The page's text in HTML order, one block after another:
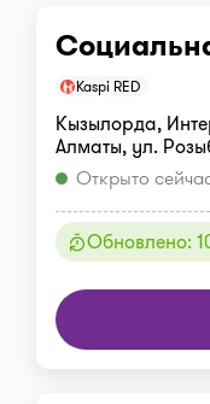
Kaspi RED
Кызылорда,
Алматы, ул.
Открыто
Обновлено: